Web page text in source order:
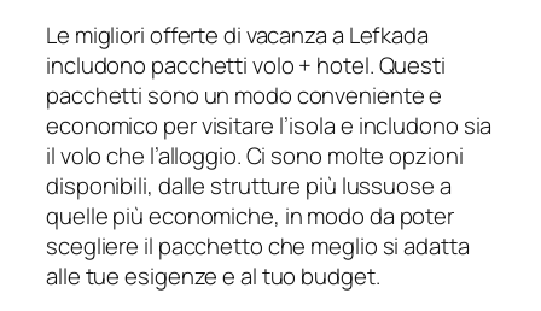
Le migliori offerte di vacanza a Lefkada
includono pacchetti volo + hotel. Questi
pacchetti sono un modo conveniente e
economico per visitare l’isola e includono sia
il volo che l’alloggio. Ci sono molte opzioni
disponibili, dalle strutture più lussuose a
quelle più economiche, in modo da poter
scegliere il pacchetto che meglio si adatta
alle tue esigenze e al tuo budget.